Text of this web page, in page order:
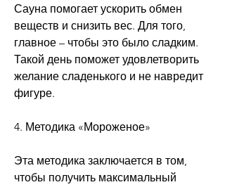
Сауна помогает ускорить обмен
веществ и снизить вес. Для того,
главное – чтобы это было сладким.
Такой день поможет удовлетворить
желание сладенького и не навредит
фигуре.
4. Методика «Мороженое»
Эта методика заключается в том,
чтобы получить максимальный